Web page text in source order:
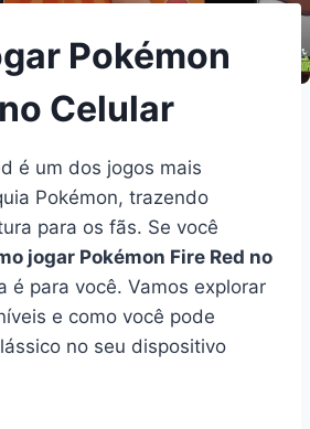
Pokémon
Celular
é um dos jogos mais
Pokémon, trazendo
para os fãs. Se você
jogar Pokémon Fire Red no
é para você. Vamos explorar
e como você pode
no seu dispositivo